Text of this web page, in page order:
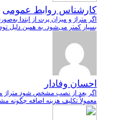
کارشناس روابط عمومی
اگر متراژ و میزان پرت از ابتدا
بسیار کمتر می‌شود. به همین دلیل
احسان وفادار
اگر بعد از نصب مشخص شود متراژ
معمولاً تکلیف هزینه اضافه